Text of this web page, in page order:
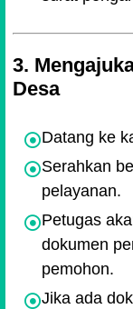
3.
Desa
Datang ke
Serahkan
pelayanan.
Petugas
dokumen
pemohon.
Jika ada